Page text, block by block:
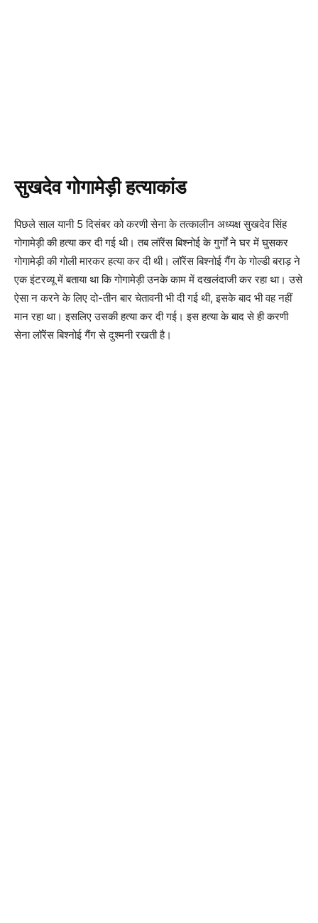
सुखदेव गोगामेड़ी हत्याकांड
पिछले साल यानी 5 दिसंबर को करणी सेना के तत्कालीन अध्यक्ष सुखदेव सिंह
गोगामेड़ी की हत्या कर दी गई थी। तब लॉरेंस बिश्नोई के गुर्गों ने घर में घुसकर
गोगामेड़ी की गोली मारकर हत्या कर दी थी। लॉरेंस बिश्नोई गैंग के गोल्डी बराड़ ने
एक इंटरव्यू में बताया था कि गोगामेड़ी उनके काम में दखलंदाजी कर रहा था। उसे
ऐसा न करने के लिए दो-तीन बार चेतावनी भी दी गई थी, इसके बाद भी वह नहीं
मान रहा था। इसलिए उसकी हत्या कर दी गई। इस हत्या के बाद से ही करणी
सेना लॉरेंस बिश्नोई गैंग से दुश्मनी रखती है।